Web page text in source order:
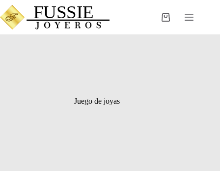
Saltar
al
contenido
Carro
Juego de joyas